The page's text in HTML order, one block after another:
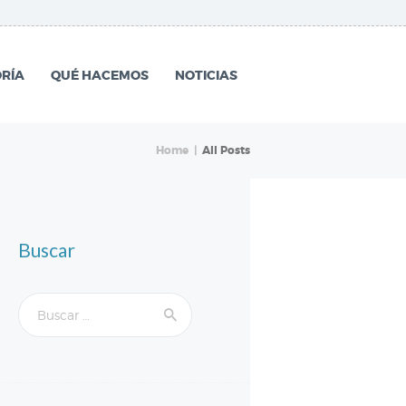
QUÉ HACEMOS NOTICIAS
Home All Posts
Buscar
Buscar: